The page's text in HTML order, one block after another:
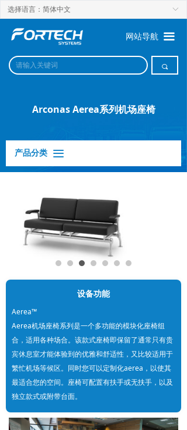
끠
끀
网站导航
ꀅ
选择语言：简体中文
Arconas Aerea系列机场座椅
产品分类 끀
Aerea™
Aerea机场座椅系列是一个多功能的模块化座椅组
合，适用各种场合。该款式座椅即保留了通常只有贵
宾休息室才能体验到的优雅和舒适性，又比较适用于
繁忙机场等候区。同时您可以定制化aerea，以使其
最适合您的空间。座椅可配置有扶手或无扶手，以及
独立款式或附带台面。
设备功能